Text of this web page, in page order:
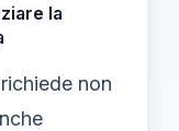
la
richiede non